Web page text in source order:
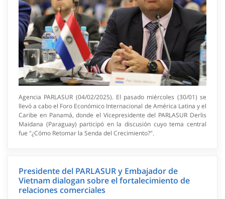
Agencia PARLASUR (04/02/2025). El pasado miércoles (30/01) se
llevó a cabo el Foro Económico Internacional de América Latina y el
Caribe en Panamá, donde el Vicepresidente del PARLASUR Derlis
Maidana (Paraguay) participó en la discusión cuyo tema central
fue "¿Cómo Retomar la Senda del Crecimiento?".
Presidente del PARLASUR y Embajador de
Vietnam dialogan sobre el fortalecimiento de
relaciones comerciales